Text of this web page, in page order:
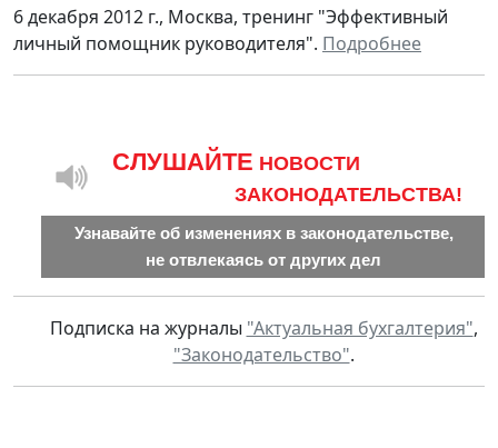
6 декабря 2012 г., Москва, тренинг "Эффективный
личный помощник руководителя". Подробнее
CЛУШАЙТЕ НОВОСТИ
ЗАКОНОДАТЕЛЬСТВА!
Узнавайте об изменениях в законодательстве,
не отвлекаясь от других дел
Подписка на журналы "Актуальная бухгалтерия",
"Законодательство".